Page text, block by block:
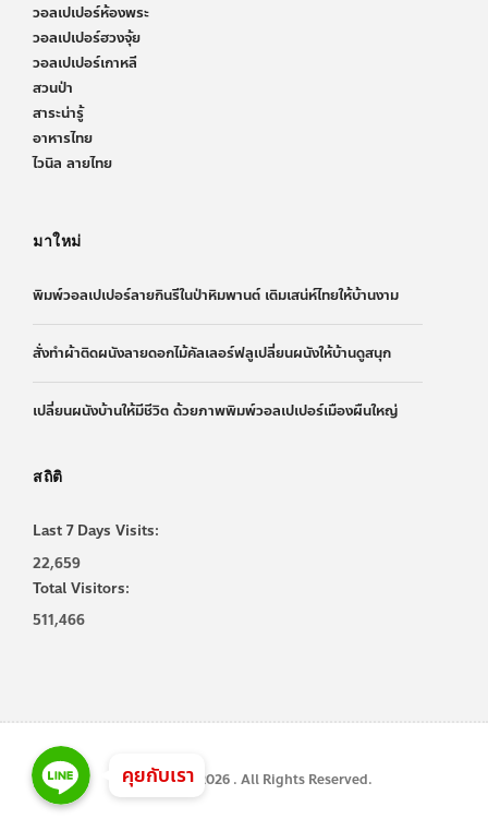
วอลเปเปอร์ห้องพระ
วอลเปเปอร์ฮวงจุ้ย
วอลเปเปอร์เกาหลี
สวนป่า
สาระน่ารู้
อาหารไทย
ไวนิล ลายไทย
มาใหม่
พิมพ์วอลเปเปอร์ลายกินรีในป่าหิมพานต์ เติมเสน่ห์ไทยให้บ้านงาม
สั่งทำผ้าติดผนังลายดอกไม้คัลเลอร์ฟลูเปลี่ยนผนังให้บ้านดูสนุก
เปลี่ยนผนังบ้านให้มีชีวิต ด้วยภาพพิมพ์วอลเปเปอร์เมืองผืนใหญ่
สถิติ
Last 7 Days Visits:
22,659
Total Visitors:
511,466
Copyright © 2026 . All Rights Reserved.
Line
Line
Line
คุยกับเรา